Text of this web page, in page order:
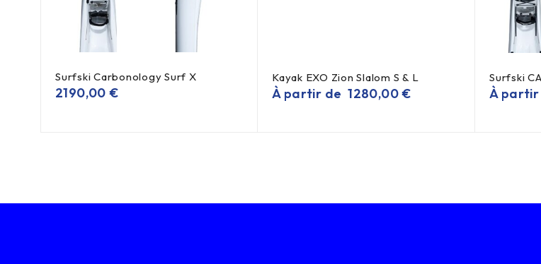
Surfski Carbonology Surf X
2190,00€
Kayak EXO Zion Slalom S & L
À partir de1280,00€
Surfski
À partir